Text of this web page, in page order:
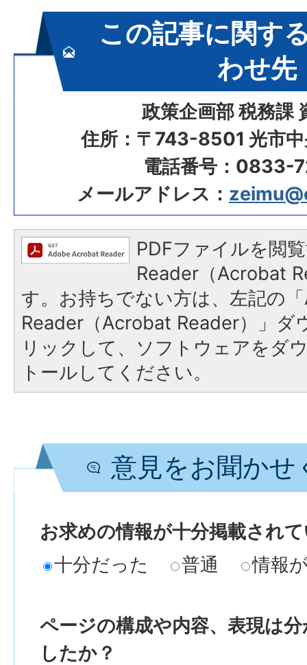
この記事に関す
わせ先
政策企画部 税務課
住所：〒743-8501 光市中
電話番号：0833-
メールアドレス：
PDFファイルを閲
Reader（Acrobat
す。お持ちでない方は、左記の
Reader（Acrobat Reader）」ダ
リックして、ソフトウェアをダ
トールしてください。
意見をお聞かせ
お求めの情報が十分掲載され
十分だった
普通 情報
ページの構成や内容、表現は
したか？